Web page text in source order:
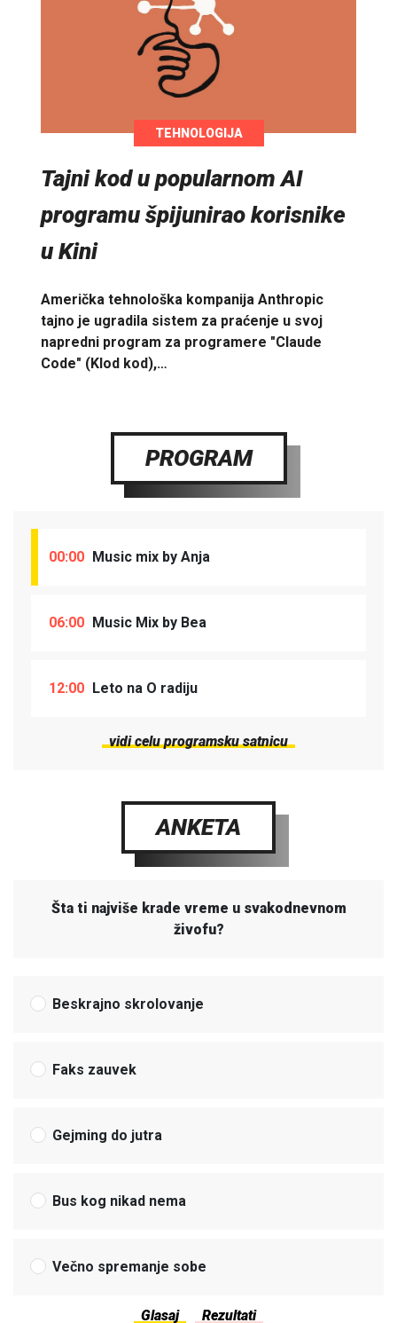
TEHNOLOGIJA
Tajni kod u popularnom AI
programu špijunirao korisnike
u Kini
Američka tehnološka kompanija Anthropic
tajno je ugradila sistem za praćenje u svoj
napredni program za programere "Claude
Code" (Klod kod),…
PROGRAM
00:00 Music mix by Anja
06:00 Music Mix by Bea
12:00 Leto na O radiju
vidi celu programsku satnicu
ANKETA
Šta ti najviše krade vreme u svakodnevnom
živofu?
Beskrajno skrolovanje
Faks zauvek
Gejming do jutra
Bus kog nikad nema
Večno spremanje sobe